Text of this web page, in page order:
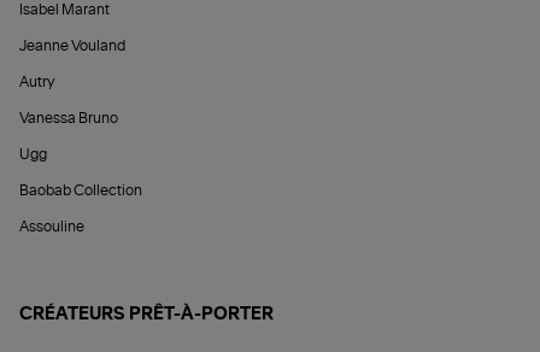
Isabel Marant
Jeanne Vouland
Autry
Vanessa Bruno
Ugg
Baobab Collection
Assouline
CRÉATEURS PRÊT-À-PORTER